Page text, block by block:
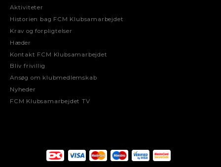
Aktiviteter
Historien bag FCM Klubsamarbejdet
Krav og forpligtelser
Hæder
Kontakt FCM Klubsamarbejdet
Bliv frivillig
Ansøg om klubmedlemskab
Nyheder
FCM Klubsamarbejdet TV